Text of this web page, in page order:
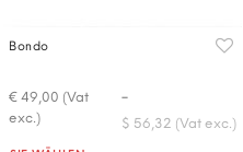
Bondo
€ 49,00 (Vat
exc.)
-
$ 56,32 (Vat exc.)